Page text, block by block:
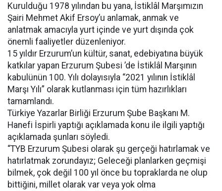
Kurulduğu 1978 yılından bu yana, İstiklâl Marşımızın
Şairi Mehmet Akif Ersoy’u anlamak, anmak ve
anlatmak amacıyla yurt içinde ve yurt dışında çok
önemli faaliyetler düzenleniyor.
15 yıldır Erzurum’un kültür, sanat, edebiyatına büyük
katkılar yapan Erzurum Şubesi ’de İstiklâl Marşının
kabulünün 100. Yılı dolayısıyla “2021 yılının İstiklâl
Marşı Yılı” olarak kutlanması için tüm hazırlıkları
tamamlandı.
Türkiye Yazarlar Birliği Erzurum Şube Başkanı M.
Hanefi İspirli yaptığı açıklamada konu ile ilgili yaptığı
açıklamada şunları söyledi.
“TYB Erzurum Şubesi olarak şu gerçeği hatırlamak ve
hatırlatmak zorundayız; Geleceği planlarken geçmişi
bilmek, çok değil 100 yıl önce bu topraklarda ne olup
bittiğini, millet olarak var veya yok olma